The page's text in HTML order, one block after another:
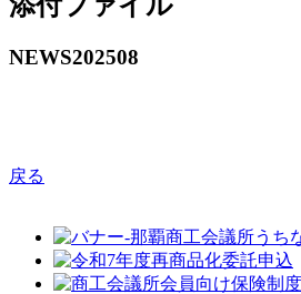
NEWS202508
戻る